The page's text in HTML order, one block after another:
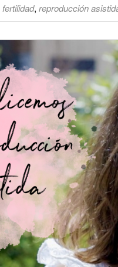
fertilidad, reproducción